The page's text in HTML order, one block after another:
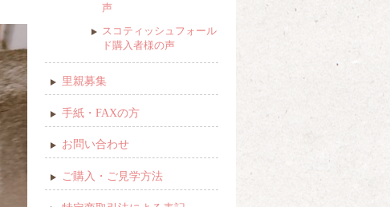
声
スコティッシュフォール
ド購入者様の声
里親募集
手紙・FAXの方
お問い合わせ
ご購入・ご見学方法